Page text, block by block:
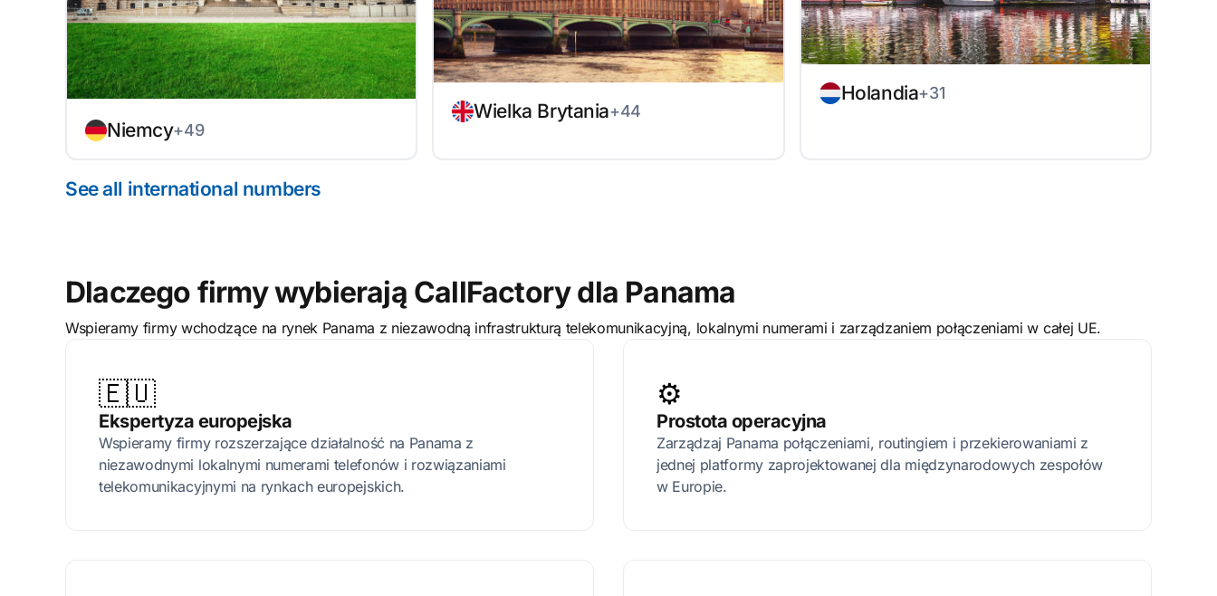
Niemcy+49
Wielka Brytania+44
Holandia+31
See all international numbers
Dlaczego firmy wybierają CallFactory dla Panama
Wspieramy firmy wchodzące na rynek Panama z niezawodną infrastrukturą telekomunikacyjną, lokalnymi numerami i zarządzaniem połączeniami w całej UE.
🇪🇺
Ekspertyza europejska
Wspieramy firmy rozszerzające działalność na Panama z
niezawodnymi lokalnymi numerami telefonów i rozwiązaniami
telekomunikacyjnymi na rynkach europejskich.
⚙️
Prostota operacyjna
Zarządzaj Panama połączeniami, routingiem i przekierowaniami z
jednej platformy zaprojektowanej dla międzynarodowych zespołów
w Europie.